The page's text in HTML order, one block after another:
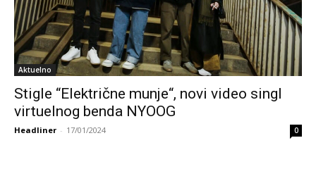
Aktuelno
Stigle “Električne munje“, novi video singl
virtuelnog benda NYOOG
Headliner - 17/01/2024 0